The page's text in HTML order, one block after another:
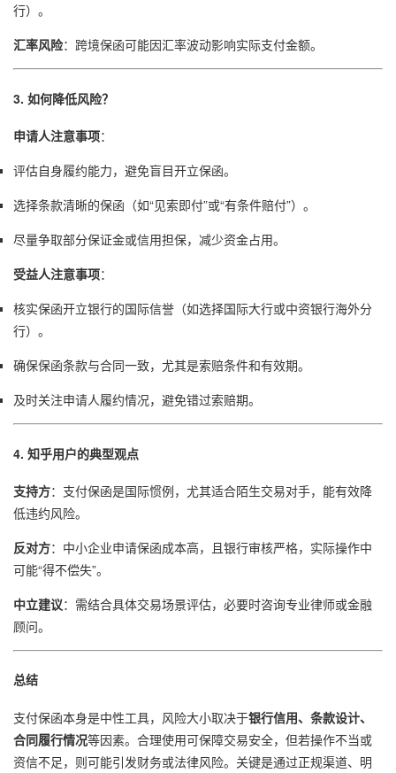
行）。
汇率风险：跨境保函可能因汇率波动影响实际支付金额。
3. 如何降低风险？
申请人注意事项：
评估自身履约能力，避免盲目开立保函。
选择条款清晰的保函（如“见索即付”或“有条件赔付”）。
尽量争取部分保证金或信用担保，减少资金占用。
受益人注意事项：
核实保函开立银行的国际信誉（如选择国际大行或中资银行海外分
行）。
确保保函条款与合同一致，尤其是索赔条件和有效期。
及时关注申请人履约情况，避免错过索赔期。
4. 知乎用户的典型观点
支持方：支付保函是国际惯例，尤其适合陌生交易对手，能有效降
低违约风险。
反对方：中小企业申请保函成本高，且银行审核严格，实际操作中
可能“得不偿失”。
中立建议：需结合具体交易场景评估，必要时咨询专业律师或金融
顾问。
总结
支付保函本身是中性工具，风险大小取决于银行信用、条款设计、
合同履行情况等因素。合理使用可保障交易安全，但若操作不当或
资信不足，则可能引发财务或法律风险。关键是通过正规渠道、明